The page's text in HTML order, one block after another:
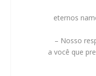
eternos
– Nosso
a você que